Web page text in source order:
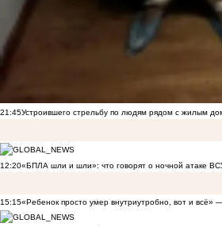
21:45Устроившего стрельбу по людям рядом с жилым
12:20«БПЛА шли и шли»: что говорят о ночной атаке
15:15«Ребенок просто умер внутриутробно, вот и всё»